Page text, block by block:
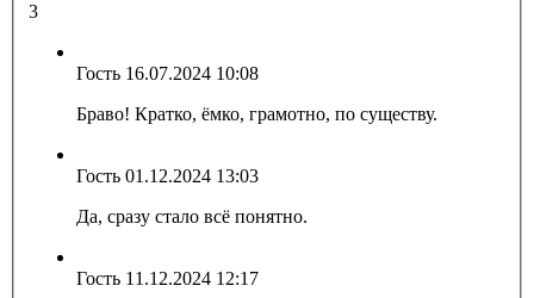
3
Гость 16.07.2024 10:08
Браво! Кратко, ёмко, грамотно, по существу.
Гость 01.12.2024 13:03
Да, сразу стало всё понятно.
Гость 11.12.2024 12:17